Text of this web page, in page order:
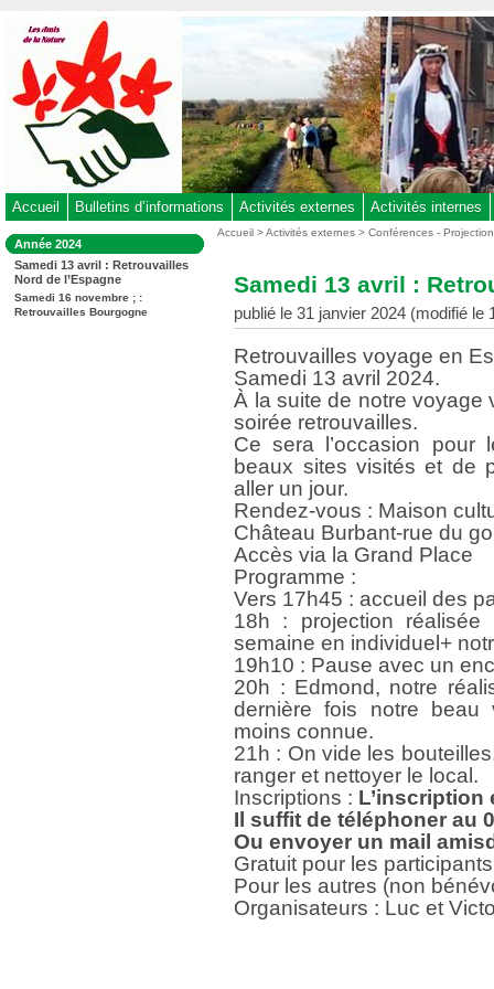
au
contenu
-
Aller
au
menu
-
à
la
recherche
Accueil Bulletins d’informations Activités externes Activités internes
Dans
la
rubrique
:
Année 2024
Samedi 13 avril : Retrouvailles
Nord de l’Espagne
Samedi 16 novembre ; :
Retrouvailles Bourgogne
Vous
Accueil >Activités externes >Conférences -
Samedi 13 avril :
publié le 31 janvier 2024 (modifié le
Retrouvailles voyage en
Samedi 13 avril 2024.
À la suite de notre voyage
soirée retrouvailles.
Ce sera l’occasion pour
beaux sites visités et de
aller un jour.
Rendez-vous : Maison
Château Burbant-rue du
Accès via la Grand Place
Programme :
Vers 17h45 : accueil des
18h : projection réalisée
semaine en individuel+
19h10 : Pause avec un
20h : Edmond, notre
dernière fois notre beau
moins connue.
21h : On vide les
ranger et nettoyer le local.
Inscriptions : L’inscription
Il suffit de téléphoner au
Ou envoyer un mail
Gratuit pour les
Pour les autres (non
Organisateurs : Luc et